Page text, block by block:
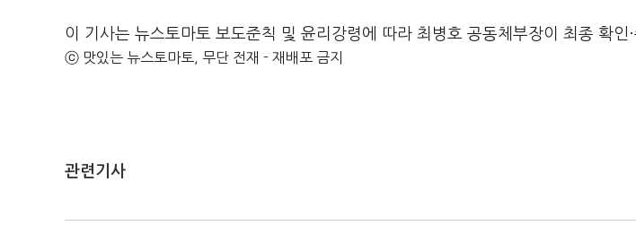
이 기사는 뉴스토마토 보도준칙 및 윤리강령에 따라 최병호 공동체부장이 최종 확인·
ⓒ 맛있는 뉴스토마토, 무단 전재 - 재배포 금지
관련기사